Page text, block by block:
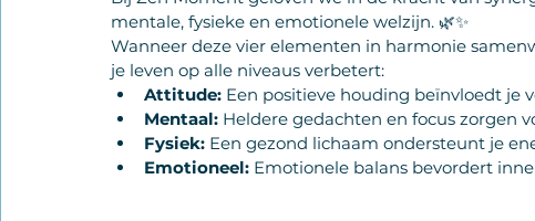
mentale, fysieke en emotionele welzijn. 🌿✨
Wanneer deze vier elementen in harmonie
je leven op alle niveaus verbetert:
Attitude: Een positieve houding beïnvloedt je
Mentaal: Heldere gedachten en focus zorgen
Fysiek: Een gezond lichaam ondersteunt je
Emotioneel: Emotionele balans bevordert